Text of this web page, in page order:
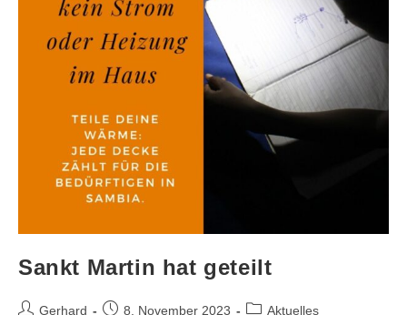
Sankt Martin hat geteilt
Gerhard 8. November 2023 Aktuelles